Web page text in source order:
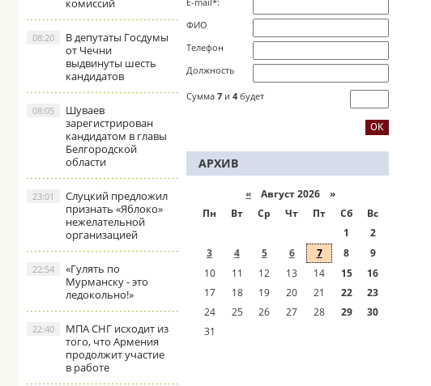
комиссий
В депутаты Госдумы
от Чечни
выдвинуты шесть
кандидатов
08:20
Шуваев
зарегистрирован
кандидатом в главы
Белгородской
области
08:05
Слуцкий предложил
признать «Яблоко»
нежелательной
организацией
23:01
«Гулять по
Мурманску - это
ледокольно!»
22:54
МПА СНГ исходит из
того, что Армения
продолжит участие
в работе
22:40
ФИО
Телефон
Должность
Сумма 7 и 4 будет
АРХИВ
« Август 2026 »
Пн
Вт Ср Чт Пт Сб
Вс
1
2
3
4 5 6 7 8
9
10
11 12 13 14 15
16
17
18 19 20 21 22
23
24
25 26 27 28 29
30
31